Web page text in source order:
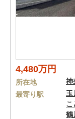
4,480万円
所在地 神
最寄り駅
玉
こ
鶴